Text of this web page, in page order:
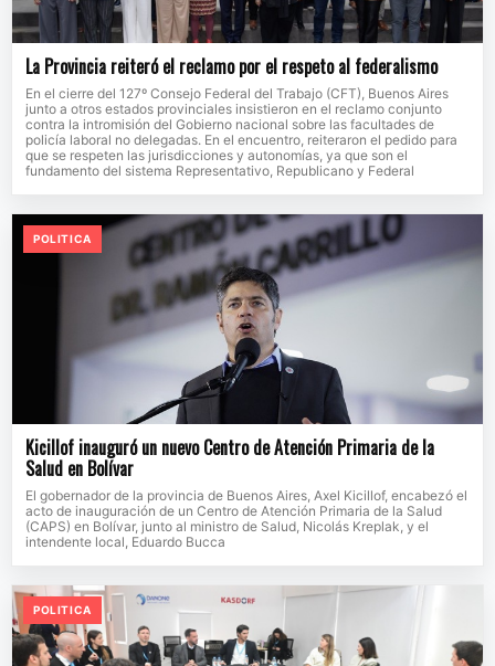
La Provincia reiteró el reclamo por el respeto al federalismo
En el cierre del 127º Consejo Federal del Trabajo (CFT), Buenos Aires
junto a otros estados provinciales insistieron en el reclamo conjunto
contra la intromisión del Gobierno nacional sobre las facultades de
policía laboral no delegadas. En el encuentro, reiteraron el pedido para
que se respeten las jurisdicciones y autonomías, ya que son el
fundamento del sistema Representativo, Republicano y Federal
POLITICA
Kicillof inauguró un nuevo Centro de Atención Primaria de la
Salud en Bolívar
El gobernador de la provincia de Buenos Aires, Axel Kicillof, encabezó el
acto de inauguración de un Centro de Atención Primaria de la Salud
(CAPS) en Bolívar, junto al ministro de Salud, Nicolás Kreplak, y el
intendente local, Eduardo Bucca
POLITICA